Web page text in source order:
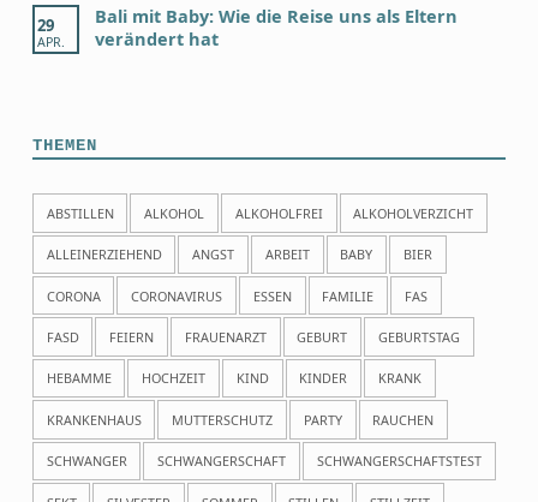
29
APR.
Bali mit Baby: Wie die Reise uns als Eltern
verändert hat
THEMEN
ABSTILLEN ALKOHOL ALKOHOLFREI ALKOHOLVERZICHT
ALLEINERZIEHEND ANGST ARBEIT BABY BIER
CORONA CORONAVIRUS ESSEN FAMILIE FAS
FASD FEIERN FRAUENARZT GEBURT GEBURTSTAG
HEBAMME HOCHZEIT KIND KINDER KRANK
KRANKENHAUS MUTTERSCHUTZ PARTY RAUCHEN
SCHWANGER SCHWANGERSCHAFT SCHWANGERSCHAFTSTEST